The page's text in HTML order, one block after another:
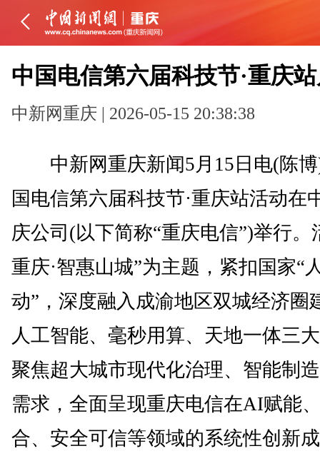
中国电信第六届科技节·重庆
中新网重庆 | 2026-05-15 20:38:38
中新网重庆新闻5月15日电(陈博
国电信第六届科技节·重庆站活动在
庆公司(以下简称“重庆电信”)举行。
重庆·智惠山城”为主题，紧扣国家“
动”，深度融入成渝地区双城经济圈
人工智能、毫秒用算、天地一体三
聚焦超大城市现代化治理、智能制
需求，全面呈现重庆电信在AI赋能
合、安全可信等领域的系统性创新